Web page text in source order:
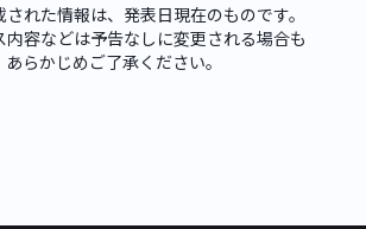
れた情報は、発表日現在のものです。
内容などは予告なしに変更される場合も
らかじめご了承ください。